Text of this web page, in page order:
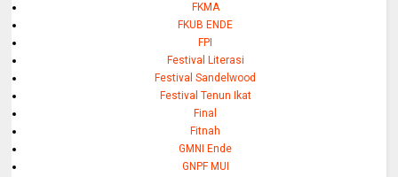
FKMA
FKUB ENDE
FPI
Festival Literasi
Festival Sandelwood
Festival Tenun Ikat
Final
Fitnah
GMNI Ende
GNPF MUI